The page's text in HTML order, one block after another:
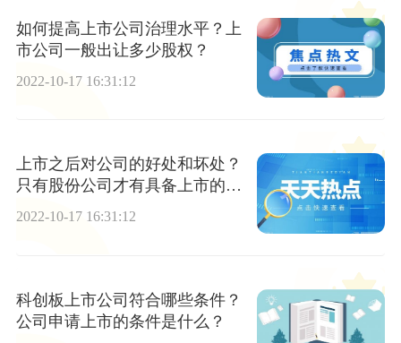
如何提高上市公司治理水平？上
市公司一般出让多少股权？
2022-10-17 16:31:12
上市之后对公司的好处和坏处？
只有股份公司才有具备上市的资
格吗？
2022-10-17 16:31:12
科创板上市公司符合哪些条件？
公司申请上市的条件是什么？